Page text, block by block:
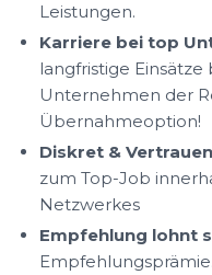
Leistungen.
Karriere bei top
langfristige
Unternehmen der
Übernahmeoption!
Diskret &
zum Top-Job
Netzwerkes
Empfehlung lohnt
Empfehlungsprämie.